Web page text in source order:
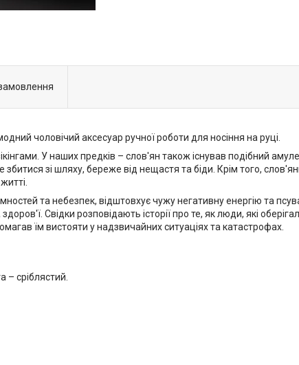
чоловічий аксесуар ручної роботи для носіння на руці.
У наших предків – слов'ян також існував подібний
зі шляху, береже від нещастя та біди. Крім того,
та небезпек, відштовхує чужу негативну енергію та
Свідки розповідають історії про те, як люди, які
їм вистояти у надзвичайних ситуаціях та катастрофах.
– сріблястий.